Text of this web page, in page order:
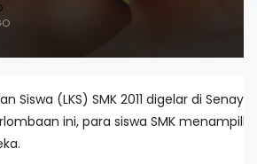
Siswa (LKS) SMK 2011 digelar di
ini, para siswa SMK